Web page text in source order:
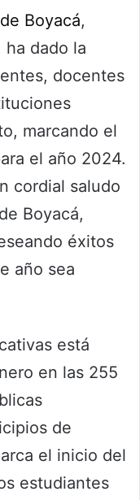
Boyacá,
ha dado la
docentes
marcando el
el año 2024.
cordial saludo
Boyacá,
éxitos
año sea
está
en las 255
de
el inicio del
estudiantes